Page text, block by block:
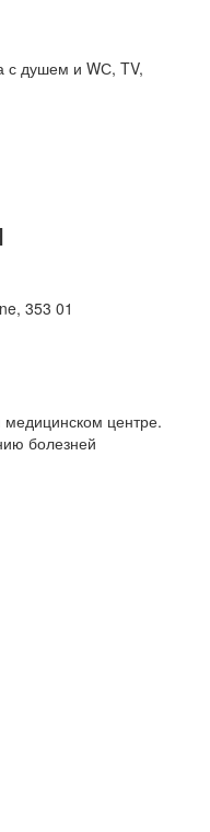
с душем и WС, TV,
353 01
медицинском центре.
болезней